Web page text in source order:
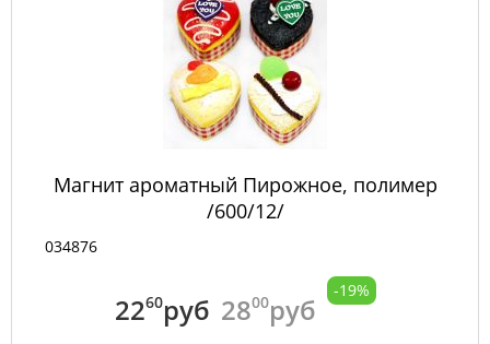
Магнит ароматный Пирожное, полимер
/600/12/
034876
2260руб 2800руб
-19%